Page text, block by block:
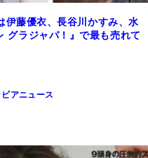
伊藤優衣、長谷川かすみ、水
ラジャパ！』で最も売れて
アニュース